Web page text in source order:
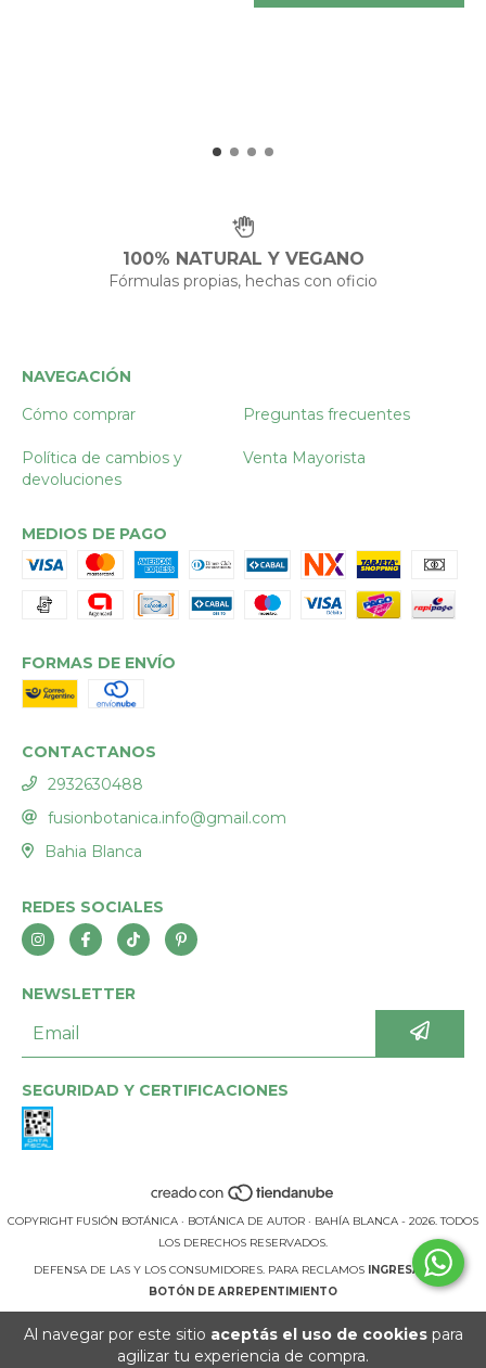
Al navegar por este sitio aceptás el uso de cookiespara
agilizar tu experiencia de compra.
100% NATURAL Y VEGANO
Fórmulas propias, hechas con oficio
NAVEGACIÓN
Cómo comprar
Preguntas frecuentes
Política de cambios y
devoluciones
Venta Mayorista
MEDIOS DE PAGO
FORMAS DE ENVÍO
CONTACTANOS
2932630488
fusionbotanica.info@gmail.com
Bahia Blanca
REDES SOCIALES
NEWSLETTER
SEGURIDAD Y CERTIFICACIONES
COPYRIGHT FUSIÓN BOTÁNICA · BOTÁNICA DE AUTOR · BAHÍA BLANCA - 2026. TODOS
LOS DERECHOS RESERVADOS.
DEFENSA DE LAS Y LOS CONSUMIDORES. PARA RECLAMOS
INGRESÁ ACÁ.
BOTÓN DE ARREPENTIMIENTO